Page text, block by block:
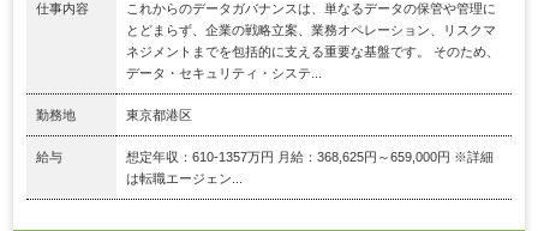
仕事内容
これからのデータガバナンスは、単なるデータの保管や管理に
とどまらず、企業の戦略立案、業務オペレーション、リスクマ
ネジメントまでを包括的に支える重要な基盤です。 そのため、
データ・セキュリティ・システ...
勤務地 東京都港区
給与
想定年収：610-1357万円 月給：368,625円～659,000円 ※詳細
は転職エージェン...